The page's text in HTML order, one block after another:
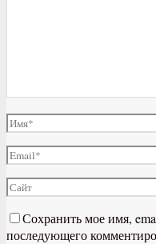
Сохранить мое имя,
последующего